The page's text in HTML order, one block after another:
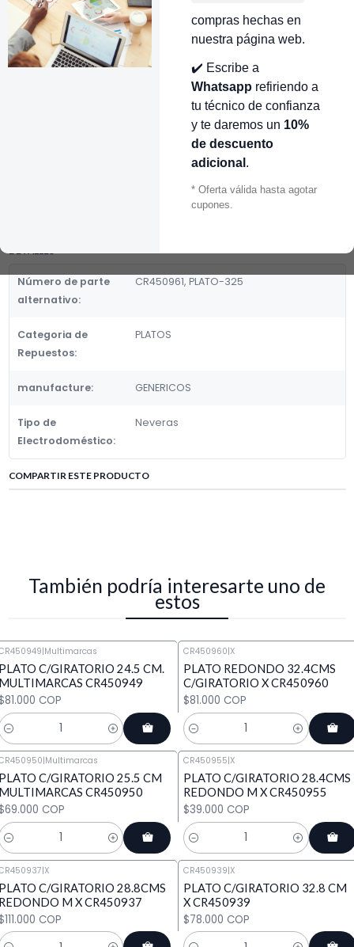
compras hechas en
nuestra página web.
✔️ Escribe a
Whatsapp refiriendo a
tu técnico de confianza
y te daremos un 10%
de descuento
adicional .
* Oferta válida hasta agotar
cupones.
👉 Conocer más…
Mostrar stock de ubicaciones
PLATO C/GIRATORIO REDONDO 32.5CMS MULTIMARCAS
DETALLES
Número de parte
alternativo:
CR450961, PLATO-325
Categoria de
Repuestos:
PLATOS
manufacture: GENERICOS
Tipo de
Electrodoméstico:
Neveras
COMPARTIR ESTE PRODUCTO
También podría interesarte uno de
estos
|Multimarcas
C/GIRATORIO 24.5 CM.
CR450949
COP
CR450960|X
PLATO REDONDO 32.4CMS
C/GIRATORIO X CR450960
$81.000 COP
Cantidad
|Multimarcas
C/GIRATORIO 25.5 CM
CR450950
COP
CR450955|X
PLATO C/GIRATORIO 28.4CMS
REDONDO M X CR450955
$39.000 COP
Cantidad
|X
C/GIRATORIO 28.8CMS
M X CR450937
COP
CR450939|X
PLATO C/GIRATORIO 32.8 CM
X CR450939
$78.000 COP